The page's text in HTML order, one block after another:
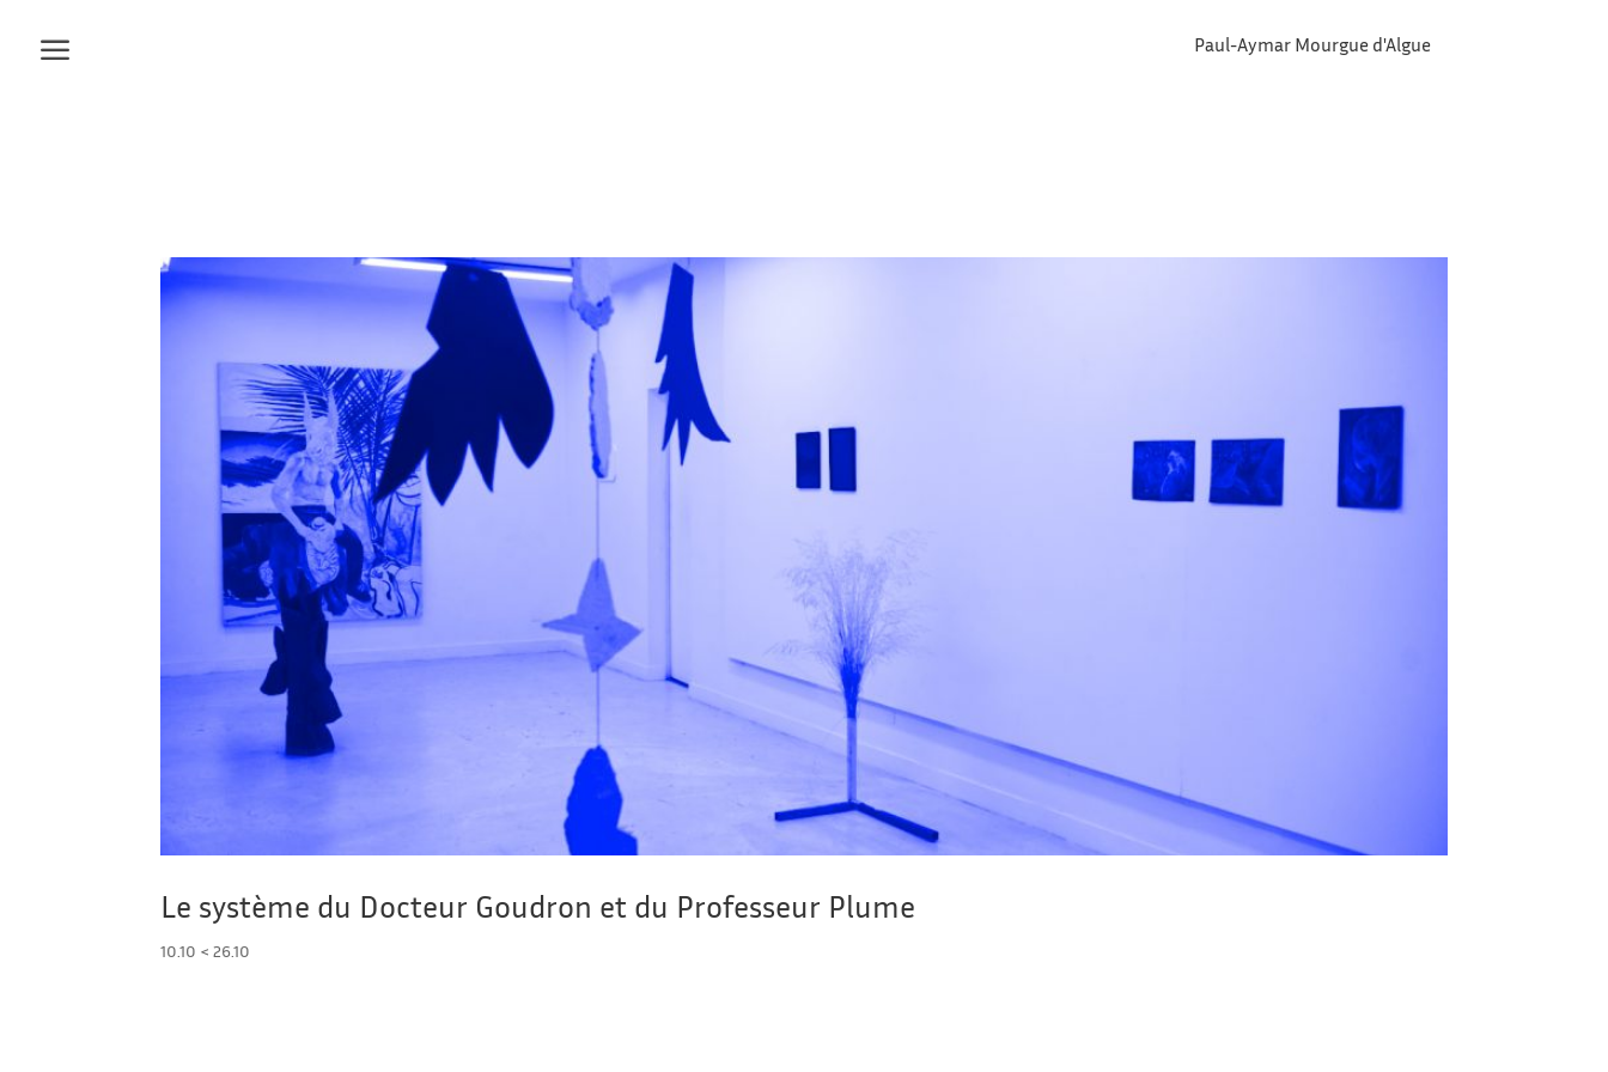
Paul-Aymar Mourgue d'Algue
Le système du Docteur Goudron et du Professeur Plume
10.10 < 26.10